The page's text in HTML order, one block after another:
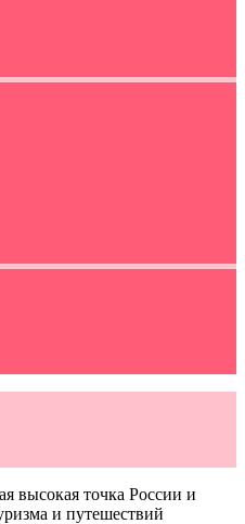
высокая точка России и
и путешествий